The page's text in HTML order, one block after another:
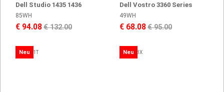
Dell Studio 1435 1436
85WH
€ 94.08€ 132.00
Dell Vostro 3360 Series
49WH
€ 68.08€ 95.00
Neu Neu